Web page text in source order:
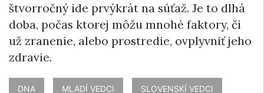
štvorročný ide prvýkrát na súťaž. Je to dlhá
doba, počas ktorej môžu mnohé faktory, či
už zranenie, alebo prostredie, ovplyvniť jeho
zdravie.
DNA MLADÍ VEDCI SLOVENSKÍ VEDCI